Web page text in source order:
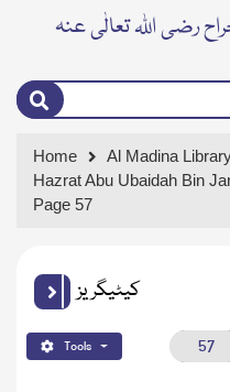
رضی اللہ تعالٰی عنہ
Home
Al Madina
Hazrat Abu Ubaidah Bin
Page 57
کیٹیگریز
Tools